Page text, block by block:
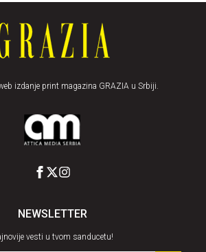
izdanje print magazina GRAZIA u Srbiji.
NEWSLETTER
vesti u tvom sanducetu!